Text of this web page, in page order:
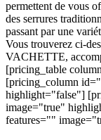
permettent de vous
des serrures
passant par une
Vous trouverez ci-
VACHETTE,
[pricing_table
[pricing_column
highlight="false"]
image="true"
features=""